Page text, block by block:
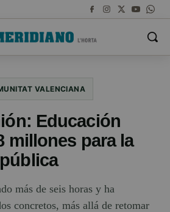
VALENCIANA
Educación
millones para la
más de seis horas y ha
concretos, más allá de retomar